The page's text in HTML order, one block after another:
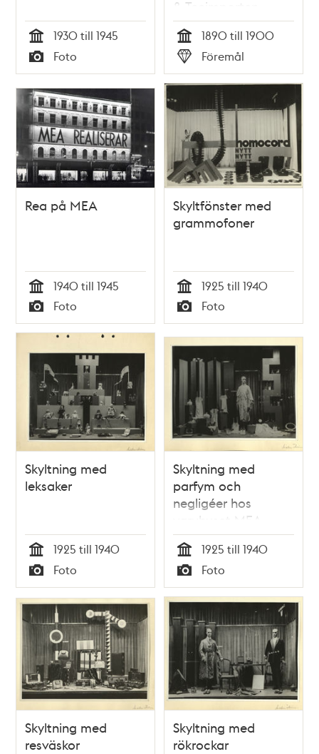
Tid
1930 till 1945
Typ
Foto
& Teeimporten.
Tid
1890 till 1900
Typ
Föremål
Rea på MEA
Tid
1940 till 1945
Typ
Foto
Skyltfönster med
grammofoner
Tid
1925 till 1940
Typ
Foto
Skyltning med
leksaker
Tid
1925 till 1940
Typ
Foto
Skyltning med
parfym och
negligéer hos
varuhuset MEA
Tid
1925 till 1940
Typ
Foto
Skyltning med
resväskor
Skyltning med
rökrockar